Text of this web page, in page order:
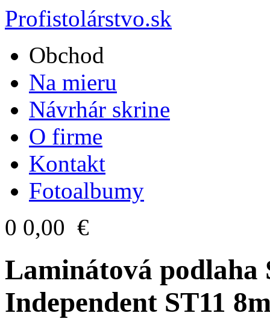
Profistolárstvo.sk
Obchod
Na mieru
Návrhár skrine
O firme
Kontakt
Fotoalbumy
0 0,00 €
Laminátová
Independent ST11